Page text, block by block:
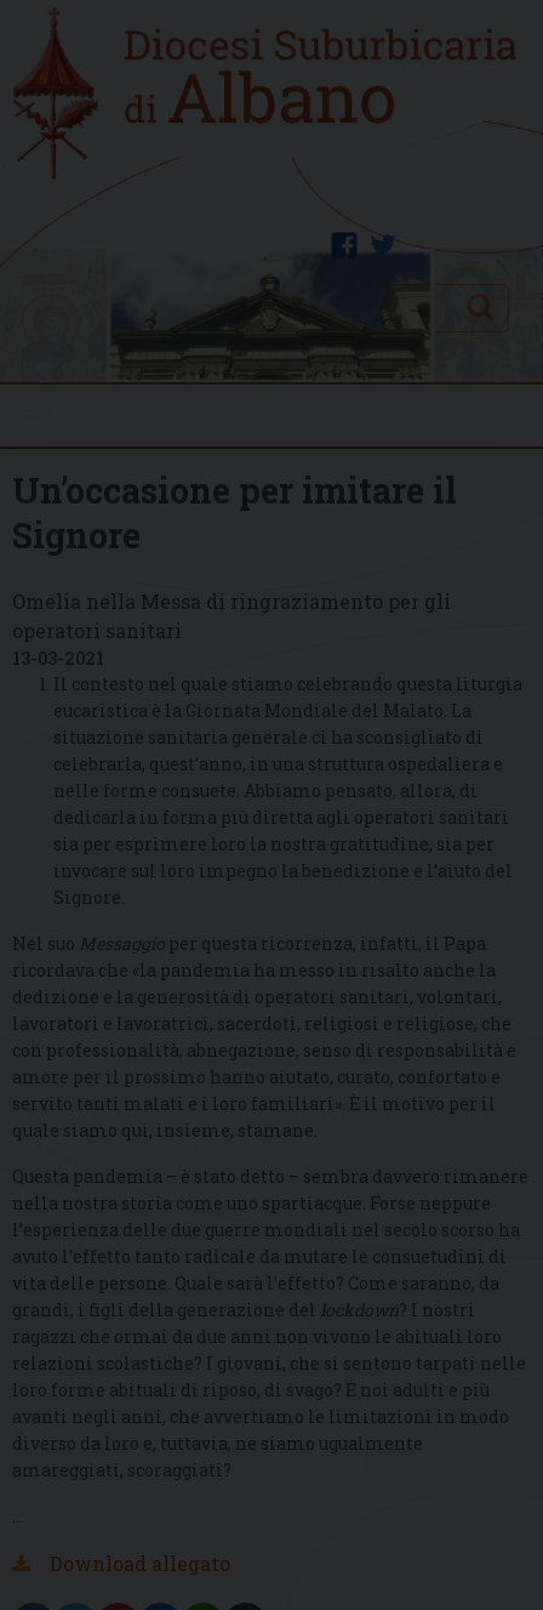
content
Home
new
twitter
facebook
Search
Un’occasione per imitare il
Signore
Omelia nella Messa di ringraziamento per gli
operatori sanitari
13-03-2021
Il contesto nel quale stiamo celebrando questa liturgia
eucaristica è la Giornata Mondiale del Malato. La
situazione sanitaria generale ci ha sconsigliato di
celebrarla, quest’anno, in una struttura ospedaliera e
nelle forme consuete. Abbiamo pensato, allora, di
dedicarla in forma più diretta agli operatori sanitari
sia per esprimere loro la nostra gratitudine, sia per
invocare sul loro impegno la benedizione e l’aiuto del
Signore.
Nel suo Messaggio per questa ricorrenza, infatti, il Papa
ricordava che «la pandemia ha messo in risalto anche la
dedizione e la generosità di operatori sanitari, volontari,
lavoratori e lavoratrici, sacerdoti, religiosi e religiose, che
con professionalità, abnegazione, senso di responsabilità e
amore per il prossimo hanno aiutato, curato, confortato e
servito tanti malati e i loro familiari». È il motivo per il
quale siamo qui, insieme, stamane.
Questa pandemia – è stato detto – sembra davvero rimanere
nella nostra storia come uno spartiacque. Forse neppure
l’esperienza delle due guerre mondiali nel secolo scorso ha
avuto l’effetto tanto radicale da mutare le consuetudini di
vita delle persone. Quale sarà l’effetto? Come saranno, da
grandi, i figli della generazione del lockdown? I nostri
ragazzi che ormai da due anni non vivono le abituali loro
relazioni scolastiche? I giovani, che si sentono tarpati nelle
loro forme abituali di riposo, di svago? E noi adulti e più
avanti negli anni, che avvertiamo le limitazioni in modo
diverso da loro e, tuttavia, ne siamo ugualmente
amareggiati, scoraggiati?
…
Download allegato